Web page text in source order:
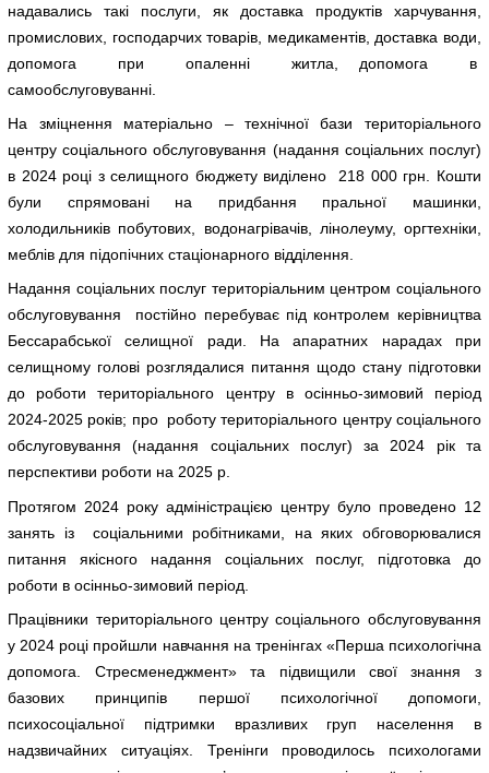
надавались такі послуги, як доставка продуктів харчування,
промислових, господарчих товарів, медикаментів, доставка води,
допомога при опаленні житла, допомога в
самообслуговуванні.
На зміцнення матеріально – технічної бази територіального
центру соціального обслуговування (надання соціальних послуг)
в 2024 році з селищного бюджету виділено 218 000 грн. Кошти
були спрямовані на придбання пральної машинки,
холодильників побутових, водонагрівачів, лінолеуму, оргтехніки,
меблів для підопічних стаціонарного відділення.
Надання соціальних послуг територіальним центром соціального
обслуговування постійно перебуває під контролем керівництва
Бессарабської селищної ради. На апаратних нарадах при
селищному голові розглядалися питання щодо стану підготовки
до роботи територіального центру в осінньо-зимовий період
2024-2025 років; про роботу територіального центру соціального
обслуговування (надання соціальних послуг) за 2024 рік та
перспективи роботи на 2025 р.
Протягом 2024 року адміністрацією центру було проведено 12
занять із соціальними робітниками, на яких обговорювалися
питання якісного надання соціальних послуг, підготовка до
роботи в осінньо-зимовий період.
Працівники територіального центру соціального обслуговування
у 2024 році пройшли навчання на тренінгах «Перша психологічна
допомога. Стресменеджмент» та підвищили свої знання з
базових принципів першої психологічної допомоги,
психосоціальної підтримки вразливих груп населення в
надзвичайних ситуаціях. Тренінги проводилось психологами